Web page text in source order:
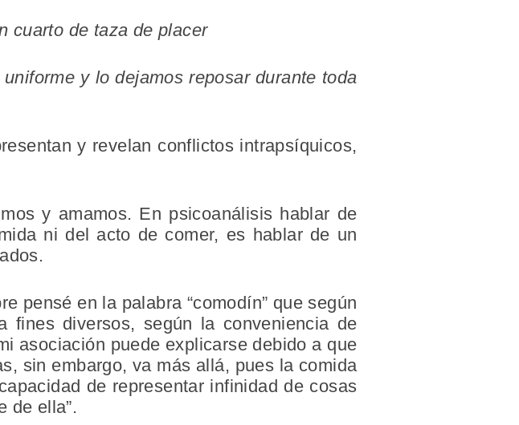
cuarto de taza de placer
y lo dejamos reposar durante toda
y revelan conflictos intrapsíquicos,
y amamos. En psicoanálisis hablar de
ni del acto de comer, es hablar de un
pensé en la palabra “comodín” que según
fines diversos, según la conveniencia de
asociación puede explicarse debido a que
sin embargo, va más allá, pues la comida
de representar infinidad de cosas
de ella”.